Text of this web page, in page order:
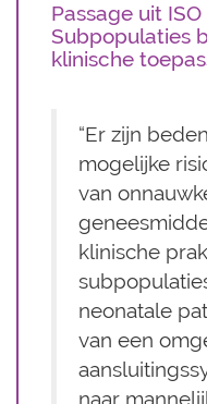
Passage uit
Subpopulaties
klinische
“Er zijn
mogelijke
van
klinische
neonatale
van een
naar